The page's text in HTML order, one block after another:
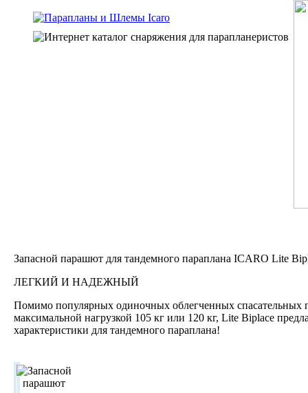
Запасной парашют для тандемного параплана ICARO Lite
ЛЕГКИЙ И НАДЕЖНЫЙ
Помимо популярных одиночных облегченных спасательных
максимальной нагрузкой 105 кг или 120 кг, Lite Biplace
характеристики для тандемного параплана!